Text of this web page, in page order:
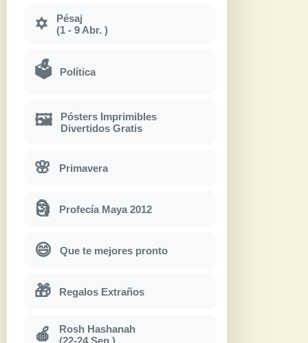
✡
Pésaj
(1 - 9 Abr. )
🗳 Política
🖼
Pósters Imprimibles
Divertidos Gratis
🌸 Primavera
🗿 Profecía Maya 2012
😄 Que te mejores pronto
🎁 Regalos Extraños
🍎
Rosh Hashanah